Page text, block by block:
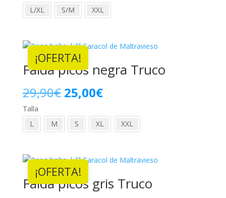
L/XL
S/M XXL
¡OFERTA!
Falda picos negra Truco
29,90€ El
precio
original
29,90€.
25,00€El
precio
actual
Talla
L
M S XL XXL
¡OFERTA!
Falda picos gris Truco